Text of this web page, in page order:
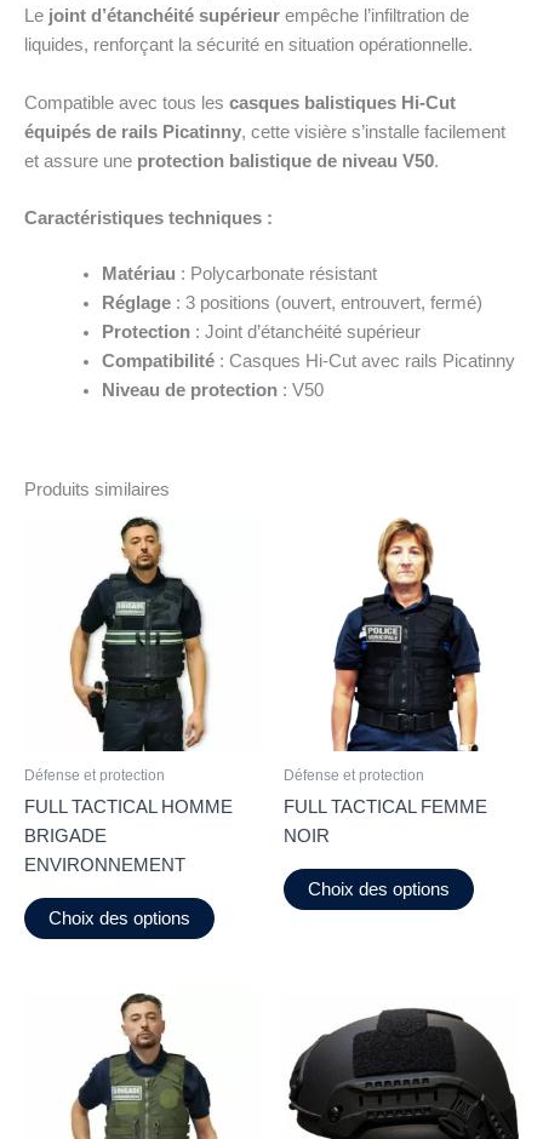
Le joint d’étanchéité supérieur empêche l’infiltration de
liquides, renforçant la sécurité en situation opérationnelle.
Compatible avec tous les casques balistiques Hi-Cut
équipés de rails Picatinny, cette visière s’installe facilement
et assure une protection balistique de niveau V50.
Caractéristiques techniques :
Matériau : Polycarbonate résistant
Réglage: 3 positions (ouvert, entrouvert, fermé)
Protection: Joint d’étanchéité supérieur
Compatibilité: Casques Hi-Cut avec rails Picatinny
Niveau de protection: V50
Produits similaires
Défense et protection
FULL TACTICAL HOMME
BRIGADE
ENVIRONNEMENT
Choix des options
produit
être
Défense et protection
FULL TACTICAL FEMME
NOIR
Choix des options
produit
options
peuvent
être
choisies